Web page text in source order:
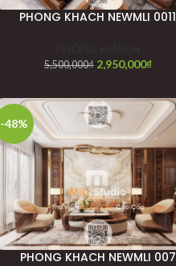
PHONG KHACH NEWMLI 0011
5,500,000₫ 2,950,000₫
-48%
PHONG KHACH NEWMLI 007